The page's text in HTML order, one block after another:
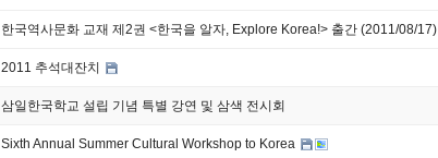
한국역사문화 교재 제2권 <한국을 알자, Explore Korea!> 출간 (2011/08/17)
2011 추석대잔치
삼일한국학교 설립 기념 특별 강연 및 삼색 전시회
Sixth Annual Summer Cultural Workshop to Korea